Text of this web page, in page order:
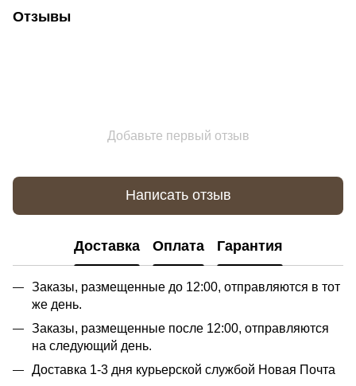
Отзывы
Добавьте первый отзыв
Написать отзыв
Доставка Оплата Гарантия
Заказы, размещенные до 12:00, отправляются в тот
же день.
Заказы, размещенные после 12:00, отправляются
на следующий день.
Доставка 1-3 дня курьерской службой Новая Почта